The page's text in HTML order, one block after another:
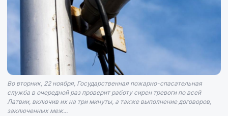
Во вторник, 22 ноября, Государственная пожарно-спасательная
служба в очередной раз проверит работу сирен тревоги по всей
Латвии, включив их на три минуты, а также выполнение договоров,
заключенных меж...